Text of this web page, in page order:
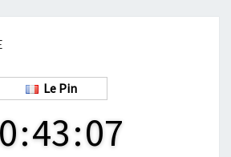
Le Pin
:43:07